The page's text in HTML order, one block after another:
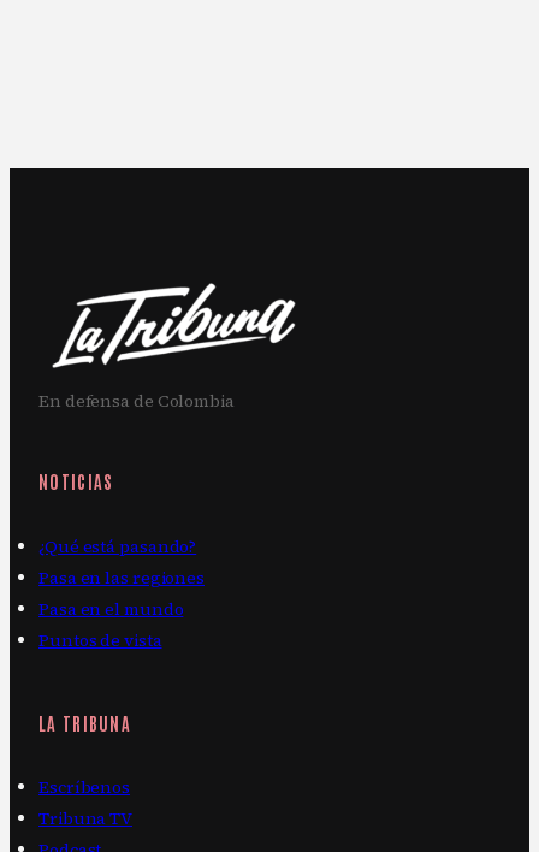
En defensa de Colombia
NOTICIAS
¿Qué está pasando?
Pasa en las regiones
Pasa en el mundo
Puntos de vista
LA TRIBUNA
Escríbenos
Tribuna TV